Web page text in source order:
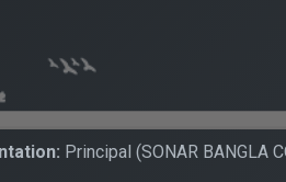
Principal (SONAR BANGLA